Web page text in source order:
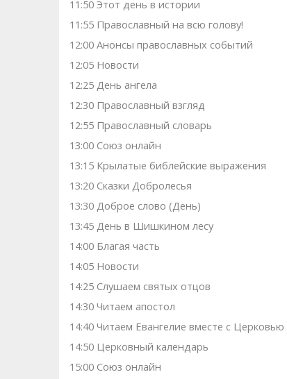
11:50 Этот день в истории
11:55 Православный на всю голову!
12:00 Анонсы православных событий
12:05 Новости
12:25 День ангела
12:30 Православный взгляд
12:55 Православный словарь
13:00 Союз онлайн
13:15 Крылатые библейские выражения
13:20 Сказки Добролесья
13:30 Доброе слово (День)
13:45 День в Шишкином лесу
14:00 Благая часть
14:05 Новости
14:25 Слушаем святых отцов
14:30 Читаем апостол
14:40 Читаем Евангелие вместе с Церковью
14:50 Церковный календарь
15:00 Союз онлайн